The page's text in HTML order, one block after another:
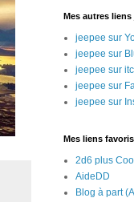
Mes autres liens
jeepee sur
jeepee sur
jeepee sur
jeepee sur
jeepee sur
Mes liens favoris
2d6 plus Cool
AideDD
Blog à part